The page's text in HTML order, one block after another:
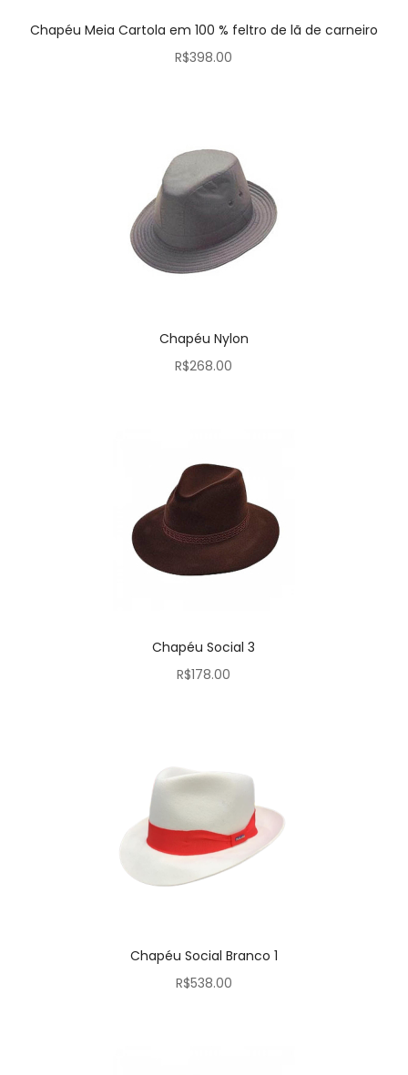
Chapéu Meia Cartola em 100 % feltro de lã de carneiro
R$398.00
Chapéu Nylon
R$268.00
Chapéu Social 3
R$178.00
Chapéu Social Branco 1
R$538.00